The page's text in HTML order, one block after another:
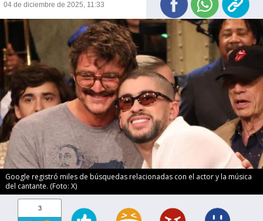
04 de diciembre de 2025, 11:33
Google registró miles de búsquedas relacionadas con el actor y la música
del cantante. (Foto: X)
3